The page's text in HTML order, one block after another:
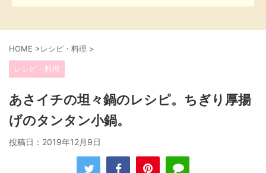
HOME >レシピ・料理 >
レシピ・料理
あさイチの坦々鍋のレシピ。ちぎり厚揚
げのタンタン小鍋。
投稿日： 2019年12月9日